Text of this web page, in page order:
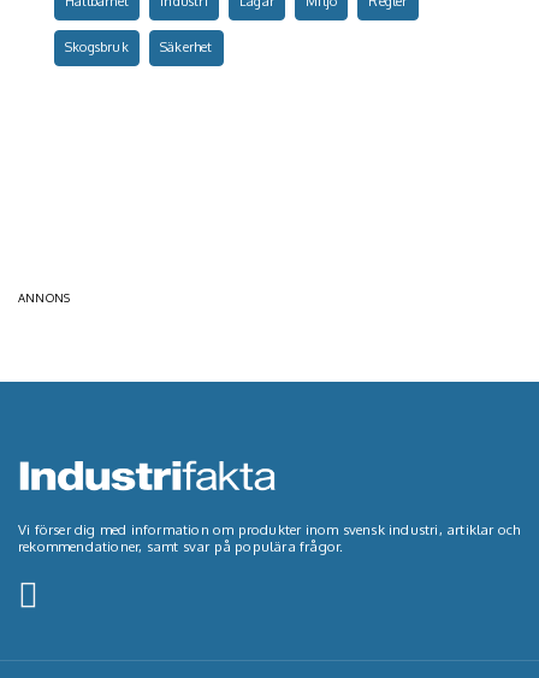
Skogsbruk Säkerhet
ANNONS
Vi förser dig med information om produkter inom svensk industri, artiklar och
rekommendationer, samt svar på populära frågor.